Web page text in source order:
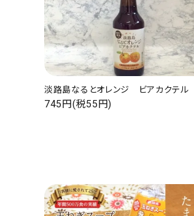
淡路島なるとオレンジ ビアカクテル
745円(税55円)